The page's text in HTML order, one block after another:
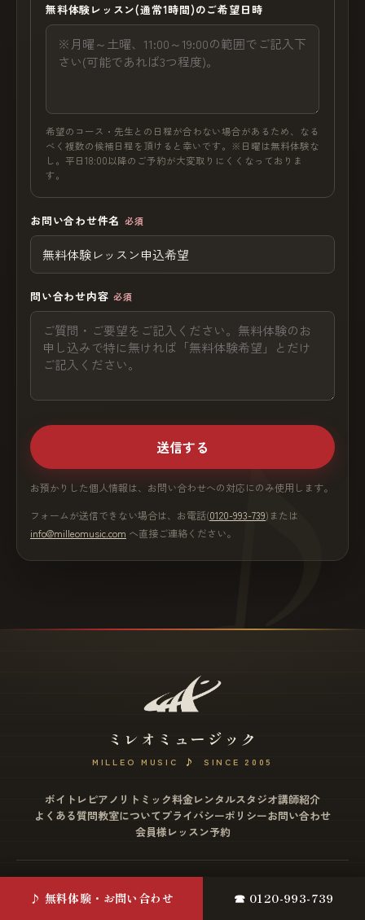
無料体験レッスン(通常1時間)のご希望日時
希望のコース・先生との日程が合わない場合があるため、なる
べく複数の候補日程を頂けると幸いです。※日曜は無料体験な
し。平日18:00以降のご予約が大変取りにくくなっておりま
す。
お問い合わせ件名 必須
問い合わせ内容 必須
送信する
お預かりした個人情報は、お問い合わせへの対応にのみ使用します。
フォームが送信できない場合は、お電話(0120-993-739)または
info@milleomusic.com へ直接ご連絡ください。
ミレオミュージック
MILLEO MUSIC ♪ SINCE 2005
ボイトレ ピアノ リトミック料金レンタルスタジオ講師紹介
よくある質問教室について プライバシーポリシーお問い合わせ
会員様レッスン予約
〒271-0077 千葉県松戸市根本2-12 ミヤザワビル4F
♪ 無料体験・お問い合わせ ☎ 0120-993-739